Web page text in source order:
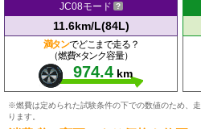
JC08モード
11.6km/L(84L)
満タンでどこまで走る？
（燃費×タンク容量）
974.4 km
※燃費は定められた試験条件の下での数値のため、
ります。